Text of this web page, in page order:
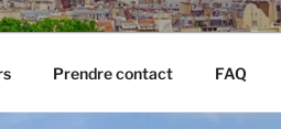
Prendre contact FAQ